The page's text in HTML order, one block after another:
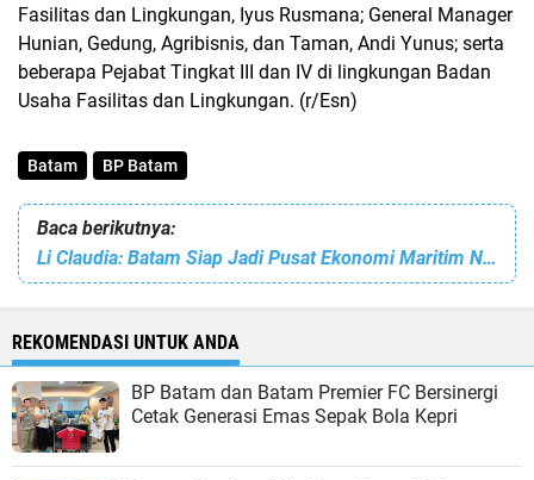
Fasilitas dan Lingkungan, Iyus Rusmana; General Manager
Hunian, Gedung, Agribisnis, dan Taman, Andi Yunus; serta
beberapa Pejabat Tingkat III dan IV di lingkungan Badan
Usaha Fasilitas dan Lingkungan. (r/Esn)
Batam BP Batam
Baca berikutnya:
Li Claudia: Batam Siap Jadi Pusat Ekonomi Maritim Nasional
REKOMENDASI UNTUK ANDA
BP Batam dan Batam Premier FC Bersinergi
Cetak Generasi Emas Sepak Bola Kepri